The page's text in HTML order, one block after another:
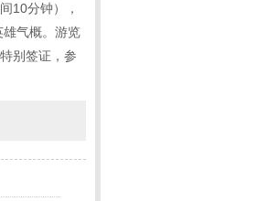
10分钟），
气概。游览
别签证，参